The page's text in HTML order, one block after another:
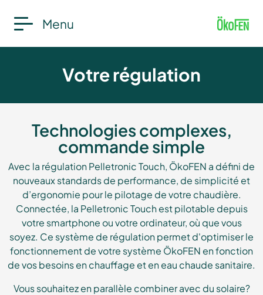
Menu
Votre régulation
Technologies complexes,
commande simple
Avec la régulation Pelletronic Touch, ÖkoFEN a défini de
nouveaux standards de performance, de simplicité et
d’ergonomie pour le pilotage de votre chaudière.
Connectée, la Pelletronic Touch est pilotable depuis
votre smartphone ou votre ordinateur, où que vous
soyez. Ce système de régulation permet d'optimiser le
fonctionnement de votre système ÖkoFEN en fonction
de vos besoins en chauffage et en eau chaude sanitaire.
Vous souhaitez en parallèle combiner avec du solaire?